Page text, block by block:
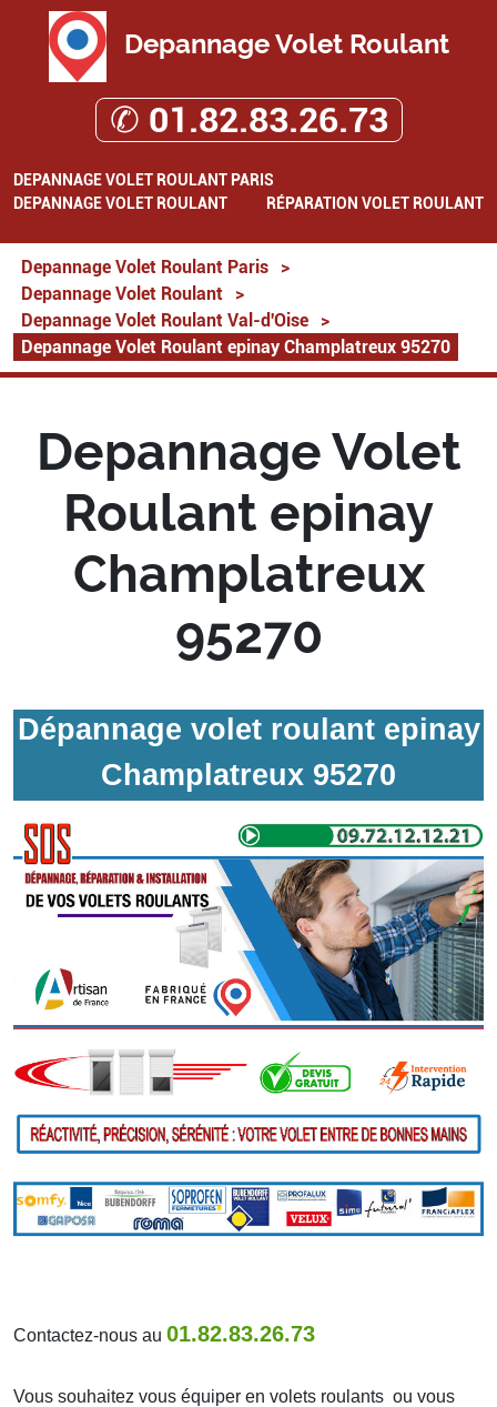
Depannage Volet Roulant
✆ 01.82.83.26.73
DEPANNAGE VOLET ROULANT PARIS
DEPANNAGE VOLET ROULANT
RÉPARATION VOLET ROULANT
Depannage Volet Roulant Paris
>
Depannage Volet Roulant
>
Depannage Volet Roulant Val-d'Oise
>
Depannage Volet Roulant epinay Champlatreux 95270
Depannage Volet
Roulant epinay
Champlatreux
95270
Dépannage volet roulant epinay
Champlatreux 95270
Contactez-nous au 01.82.83.26.73
Vous souhaitez vous équiper en volets roulants ou vous